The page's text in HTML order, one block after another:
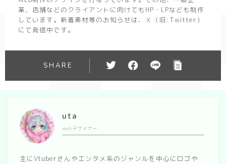
業、店舗などのクライアントに向けてもHP・LPなども制作
しています。新着素材等のお知らせは、Ｘ（旧:Twitter）
にて発信中です。
SHARE
uta
webデザイナー
主にVtuberさんやエンタメ系のジャンルを中心にロゴや